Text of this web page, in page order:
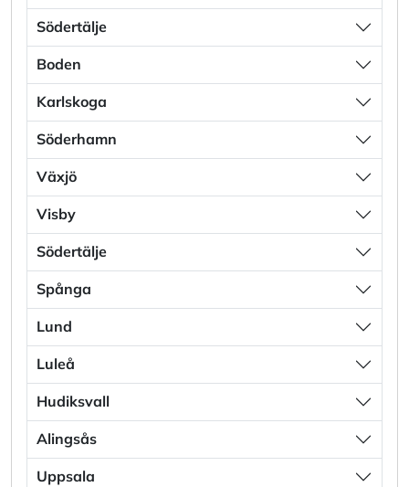
Södertälje
Boden
Karlskoga
Söderhamn
Växjö
Visby
Södertälje
Spånga
Lund
Luleå
Hudiksvall
Alingsås
Uppsala